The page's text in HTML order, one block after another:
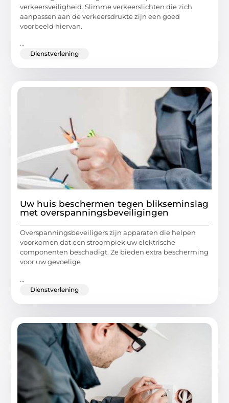
verkeersveiligheid. Slimme verkeerslichten die zich
aanpassen aan de verkeersdrukte zijn een goed
voorbeeld hiervan.
...
Dienstverlening
Uw huis beschermen tegen blikseminslag
met overspanningsbeveiligingen
Overspanningsbeveiligers zijn apparaten die helpen
voorkomen dat een stroompiek uw elektrische
componenten beschadigt. Ze bieden extra bescherming
voor uw gevoelige
...
Dienstverlening